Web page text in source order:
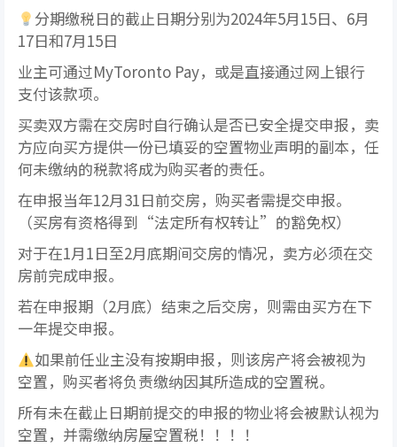
分期缴税日的截止日期分别为2024年5月15日、6月
17日和7月15日
业主可通过MyToronto Pay，或是直接通过网上银行
支付该款项。
买卖双方需在交房时自行确认是否已安全提交申报，卖
方应向买方提供一份已填妥的空置物业声明的副本，任
何未缴纳的税款将成为购买者的责任。
在申报当年12月31日前交房，购买者需提交申报。
（买房有资格得到“法定所有权转让”的豁免权）
对于在1月1日至2月底期间交房的情况，卖方必须在交
房前完成申报。
若在申报期（2月底）结束之后交房，则需由买方在下
一年提交申报。
如果前任业主没有按期申报，则该房产将会被视为
空置，购买者将负责缴纳因其所造成的空置税。
所有未在截止日期前提交的申报的物业将会被默认视为
空置，并需缴纳房屋空置税！！！！